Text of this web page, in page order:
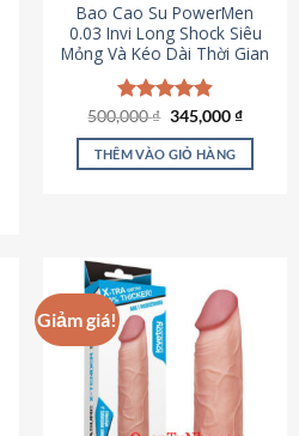
Bao Cao Su PowerMen
0.03 Invi Long Shock Siêu
Mỏng Và Kéo Dài Thời Gian
Được xếp
hạng4.85
5 sao
500,000₫ Giá
là:
500,000 ₫.
345,000₫Giá
tại
THÊM VÀO GIỎ HÀNG
Giảm giá!